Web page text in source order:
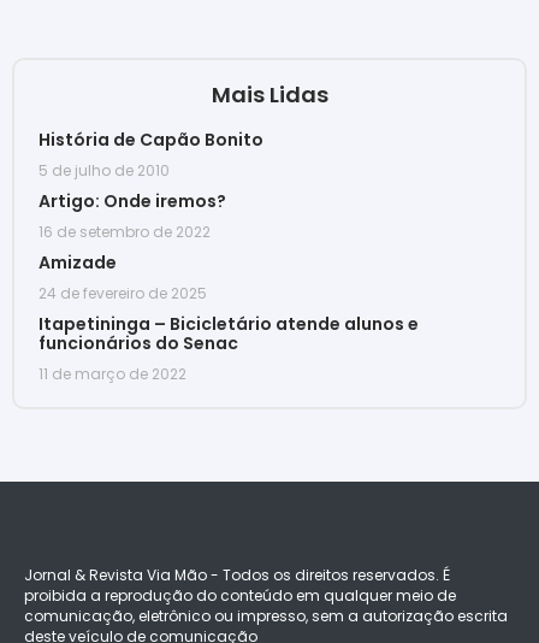
Mais Lidas
História de Capão Bonito
5 de julho de 2010
Artigo: Onde iremos?
16 de setembro de 2022
Amizade
24 de fevereiro de 2025
Itapetininga – Bicicletário atende alunos e
funcionários do Senac
11 de março de 2022
Jornal & Revista Via Mão - Todos os direitos reservados. É
proibida a reprodução do conteúdo em qualquer meio de
comunicação, eletrônico ou impresso, sem a autorização escrita
deste veículo de comunicação